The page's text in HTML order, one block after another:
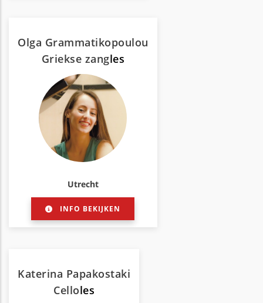
Olga Grammatikopoulou
Griekse zangles
Utrecht
INFO BEKIJKEN
Katerina Papakostaki
Celloles